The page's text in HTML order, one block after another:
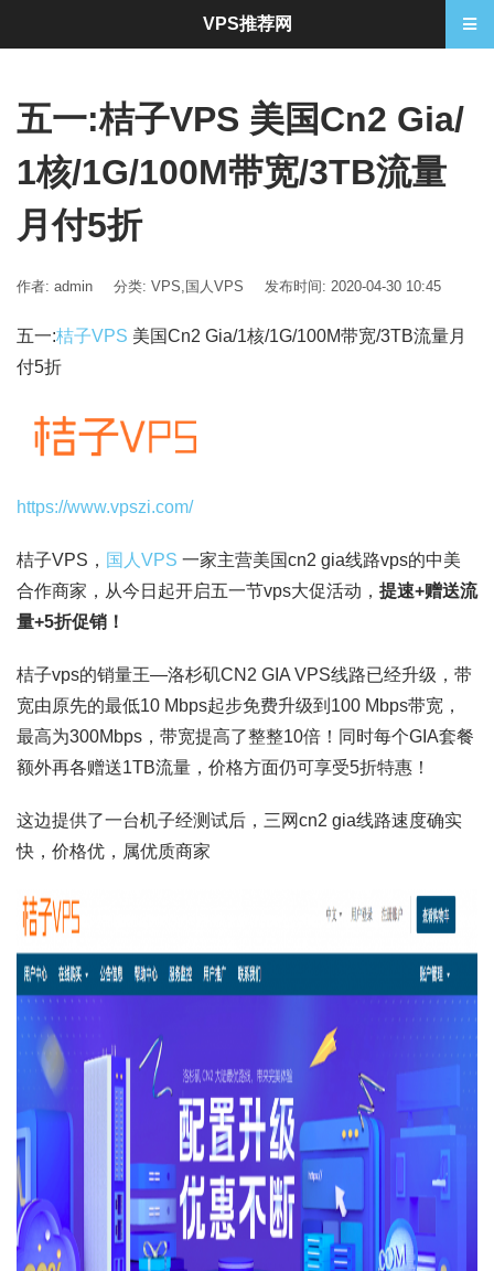
五一:桔子VPS 美国Cn2 Gia/
1核/1G/100M带宽/3TB流量
月付5折
作者: admin 分类: VPS, 国人VPS 发布时间: 2020-04-30 10:45
五一:桔子VPS 美国Cn2 Gia/1核/1G/100M带宽/3TB流量月
付5折
https://www.vpszi.com/
桔子VPS， 国人VPS 一家主营美国cn2 gia线路vps的中美
合作商家，从今日起开启五一节vps大促活动， 提速+赠送流
量+5折促销！
桔子vps的销量王—洛杉矶CN2 GIA VPS线路已经升级，带
宽由原先的最低10 Mbps起步免费升级到100 Mbps带宽，
最高为300Mbps，带宽提高了整整10倍！同时每个GIA套餐
额外再各赠送1TB流量，价格方面仍可享受5折特惠！
这边提供了一台机子经测试后，三网cn2 gia线路速度确实
快，价格优，属优质商家
VPS推荐网